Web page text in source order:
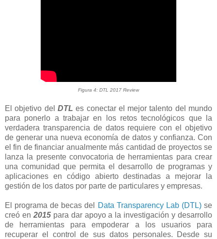
Figura 4: DTL 2017 Review
El objetivo del DTL es conectar el mejor talento del mundo
para ponerlo a trabajar en los retos tecnológicos que la
verdadera transparencia de datos requiere con el objetivo
de generar una nueva economía de datos y confianza. Con
el fin de financiar anualmente más cantidad de proyectos se
lanza la presente convocatoria de herramientas para crear
una comunidad que permita el desarrollo de programas y
aplicaciones en código abierto destinadas a mejorar la
gestión de los datos por parte de particulares y empresas.
El programa de becas del Data Transparency Lab (DTL)se
creó en 2015para dar apoyo a la investigación y desarrollo
de herramientas para empoderar a los usuarios para
recuperar el control de sus datos personales. Desde su